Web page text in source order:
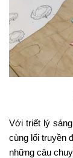
Với triết lý
cùng lối truyền
những câu